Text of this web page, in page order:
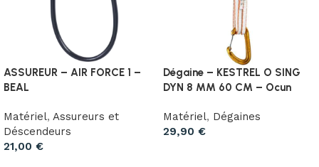
ASSUREUR – AIR FORCE 1 –
BEAL
Matériel, Assureurs et
Déscendeurs
21,00 €
Dégaine – KESTREL O SING
DYN 8 MM 60 CM – Ocun
Matériel, Dégaines
29,90 €